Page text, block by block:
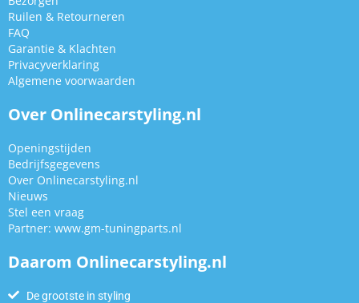
Ruilen & Retourneren
FAQ
Garantie & Klachten
Privacyverklaring
Algemene voorwaarden
Over Onlinecarstyling.nl
Openingstijden
Bedrijfsgegevens
Over Onlinecarstyling.nl
Nieuws
Stel een vraag
Partner: www.gm-tuningparts.nl
Daarom Onlinecarstyling.nl
De grootste in styling